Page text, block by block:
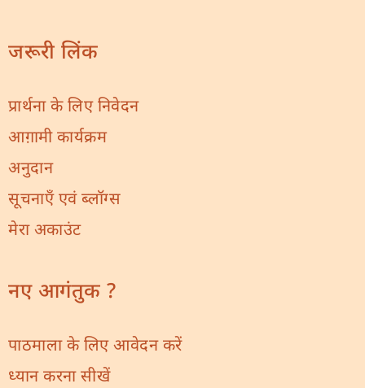
जरूरी लिंक
प्रार्थना के लिए निवेदन
आग़ामी कार्यक्रम
अनुदान
सूचनाएँ एवं ब्लॉग्स
मेरा अकाउंट
नए आगंतुक ?
पाठमाला के लिए आवेदन करें
ध्यान करना सीखें